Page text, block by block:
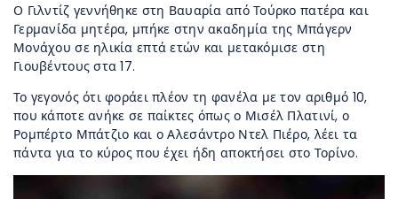
Ο Γιλντίζ γεννήθηκε στη Βαυαρία από Τούρκο πατέρα και
Γερμανίδα μητέρα, μπήκε στην ακαδημία της Μπάγερν
Μονάχου σε ηλικία επτά ετών και μετακόμισε στη
Γιουβέντους στα 17.
Το γεγονός ότι φοράει πλέον τη φανέλα με τον αριθμό 10,
που κάποτε ανήκε σε παίκτες όπως ο Μισέλ Πλατινί, ο
Ρομπέρτο Μπάτζιο και ο Αλεσάντρο Ντελ Πιέρο, λέει τα
πάντα για το κύρος που έχει ήδη αποκτήσει στο Τορίνο.